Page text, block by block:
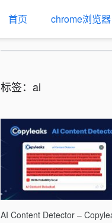
首页 chrome浏览器
标签：ai
AI Content Detector –